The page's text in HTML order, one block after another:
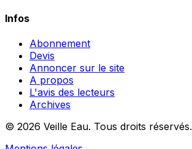
Infos
Abonnement
Devis
Annoncer sur le site
A propos
L'avis des lecteurs
Archives
© 2026 Veille Eau. Tous droits réservés.